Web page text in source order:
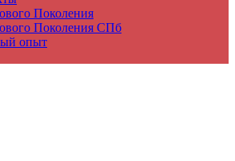
Поколения
Поколения СПб
опыт